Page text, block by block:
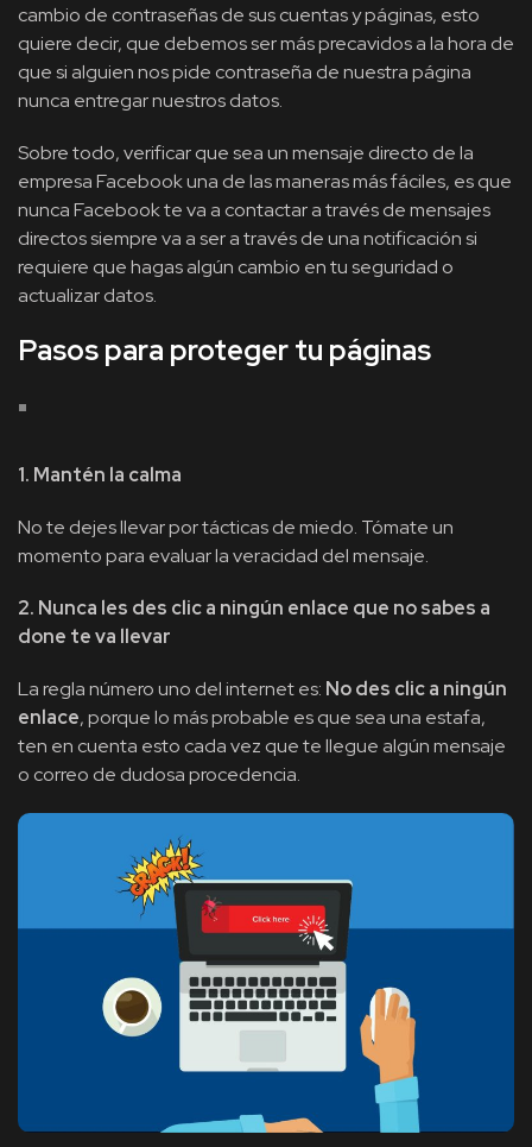
cambio de contraseñas de sus cuentas y páginas, esto
quiere decir, que debemos ser más precavidos a la hora de
que si alguien nos pide contraseña de nuestra página
nunca entregar nuestros datos.
Sobre todo, verificar que sea un mensaje directo de la
empresa Facebook una de las maneras más fáciles, es que
nunca Facebook te va a contactar a través de mensajes
directos siempre va a ser a través de una notificación si
requiere que hagas algún cambio en tu seguridad o
actualizar datos.
Pasos para proteger tu páginas
1. Mantén la calma
No te dejes llevar por tácticas de miedo. Tómate un
momento para evaluar la veracidad del mensaje.
2. Nunca les des clic a ningún enlace que no sabes a
done te va llevar
La regla número uno del internet es: No des clic a ningún
enlace, porque lo más probable es que sea una estafa,
ten en cuenta esto cada vez que te llegue algún mensaje
o correo de dudosa procedencia.